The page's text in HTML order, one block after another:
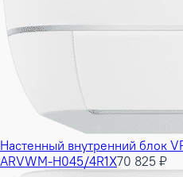
Настенный внутренний блок
ARVWM-H045/4R1X70 825 ₽